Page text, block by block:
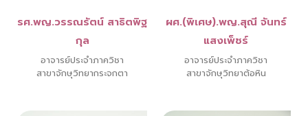
รศ.พญ.วรรณรัตน์ สาธิตพิฐ
กุล
อาจารย์ประจำภาควิชา
สาขาจักษุวิทยากระจกตา
ผศ.(พิเศษ).พญ.สุณี จันทร์
แสงเพ็ชร์
อาจารย์ประจำภาควิชา
สาขาจักษุวิทยาต้อหิน